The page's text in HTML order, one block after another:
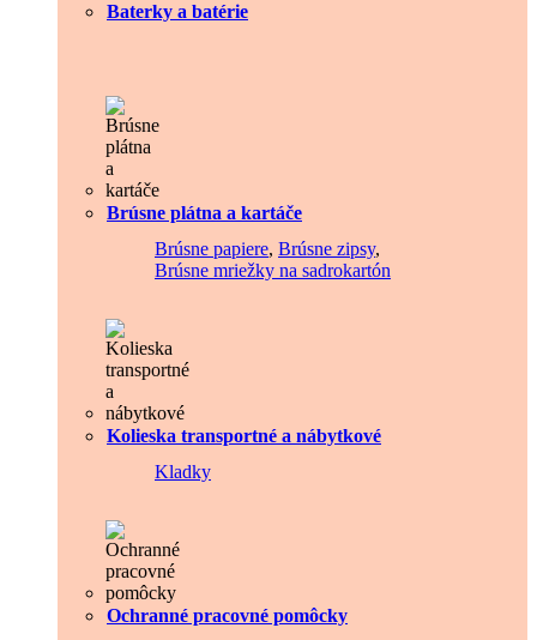
Baterky a batérie
Brúsne plátna a kartáče
Brúsne papiere, Brúsne zipsy,
Brúsne mriežky na sadrokartón
Kolieska transportné a nábytkové
Kladky
Ochranné pracovné pomôcky